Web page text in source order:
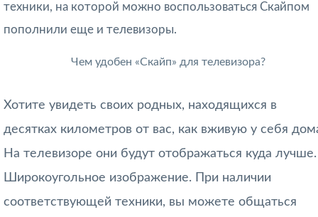
техники, на которой можно воспользоваться Скайпом
пополнили еще и телевизоры.
Чем удобен «Скайп» для телевизора?
Хотите увидеть своих родных, находящихся в
десятках километров от вас, как вживую у себя
На телевизоре они будут отображаться куда лучше.
Широкоугольное изображение. При наличии
соответствующей техники, вы можете общаться